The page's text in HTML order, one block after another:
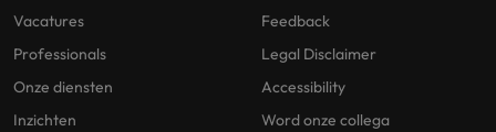
Vacatures
Professionals
Onze diensten
Inzichten
Feedback
Legal Disclaimer
Accessibility
Word onze collega